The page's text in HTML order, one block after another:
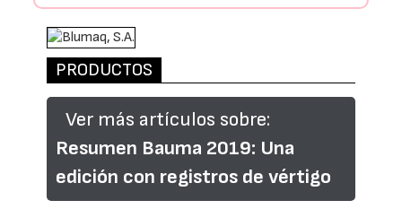
PRODUCTOS
Ver más artículos sobre:
Resumen Bauma 2019: Una
edición con registros de vértigo